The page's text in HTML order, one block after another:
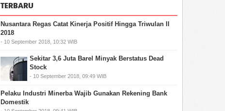
TERBARU
Nusantara Regas Catat Kinerja Positif Hingga Triwulan II
2018
- 10 September 2018, 10:32 WIB
Sekitar 3,6 Juta Barel Minyak Berstatus Dead
Stock
- 10 September 2018, 09:49 WIB
Pelaku Industri Minerba Wajib Gunakan Rekening Bank
Domestik